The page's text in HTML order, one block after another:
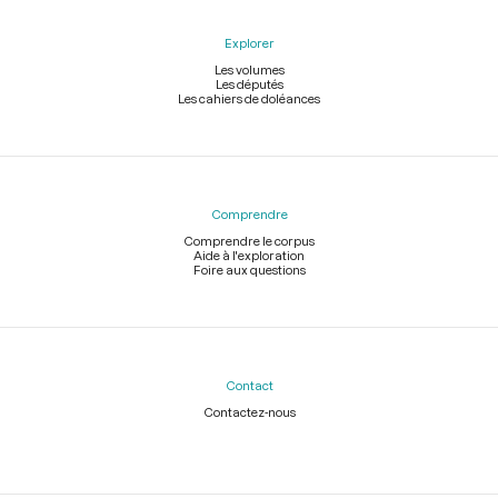
Explorer
Les volumes
Les députés
Les cahiers de doléances
Comprendre
Comprendre le corpus
Aide à l'exploration
Foire aux questions
Contact
Contactez-nous
Légal